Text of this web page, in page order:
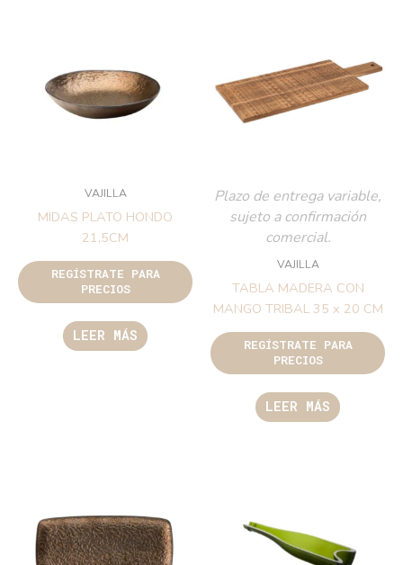
VAJILLA
MIDAS PLATO HONDO
21,5CM
REGÍSTRATE PARA
PRECIOS
LEER MÁS
Plazo de entrega variable,
sujeto a confirmación
comercial.
VAJILLA
TABLA MADERA CON
MANGO TRIBAL 35 x 20 CM
REGÍSTRATE PARA
PRECIOS
LEER MÁS